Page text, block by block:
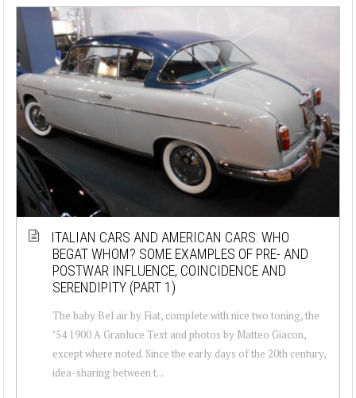
ITALIAN CARS AND AMERICAN CARS: WHO
BEGAT WHOM? SOME EXAMPLES OF PRE- AND
POSTWAR INFLUENCE, COINCIDENCE AND
SERENDIPITY (PART 1)
The baby Bel air by Fiat, complete with nice two toning, the
’54 1900 A Granluce Text and photos by Matteo Giacon,
except where noted. Since the early days of the 20th century,
idea-sharing between t...